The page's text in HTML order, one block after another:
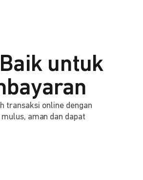
untuk
transaksi online dengan
aman dan dapat